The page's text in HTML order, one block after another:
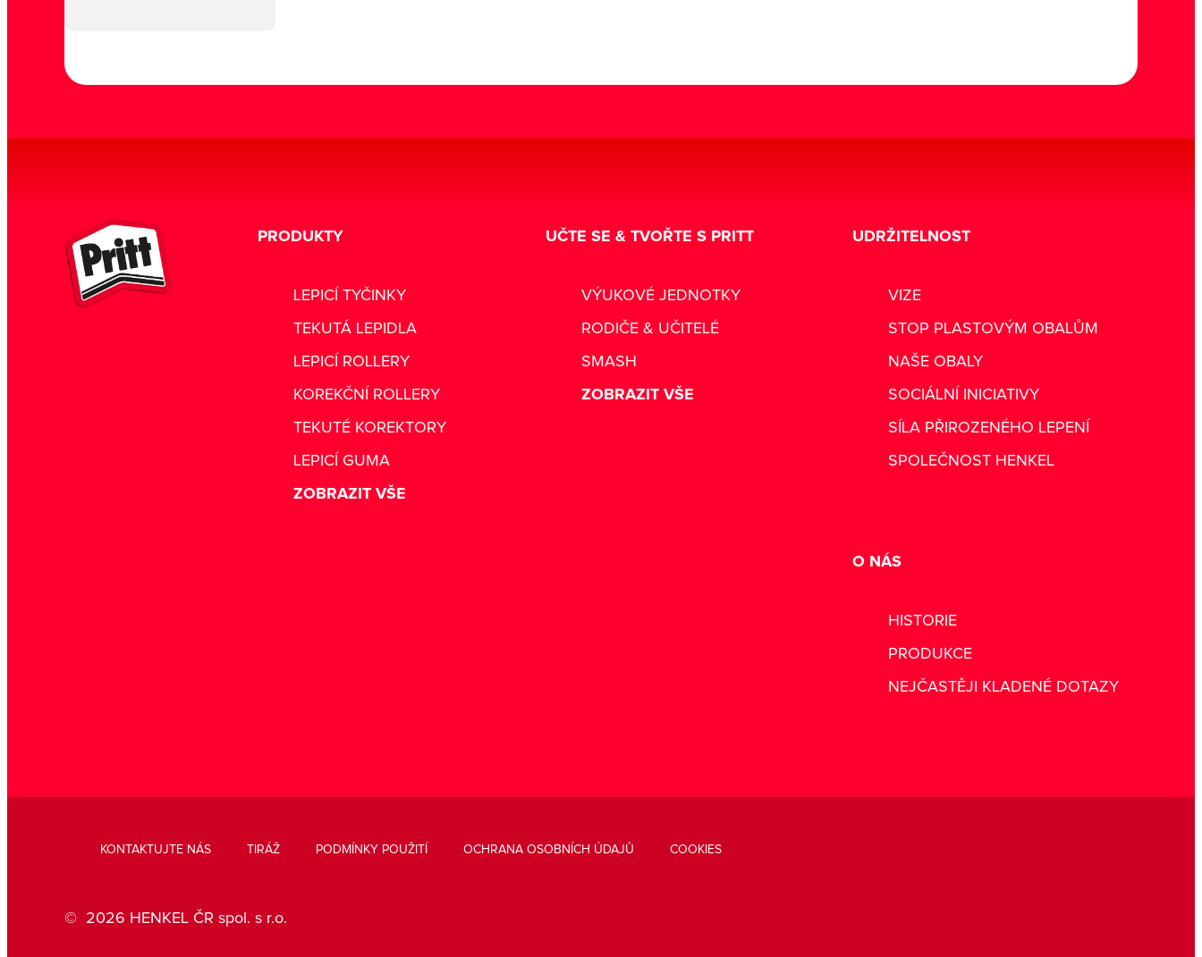
PRODUKTY
LEPICÍ TYČINKY
TEKUTÁ LEPIDLA
LEPICÍ ROLLERY
KOREKČNÍ ROLLERY
TEKUTÉ KOREKTORY
LEPICÍ GUMA
ZOBRAZIT VŠE
UČTE SE & TVOŘTE S PRITT
VÝUKOVÉ JEDNOTKY
RODIČE & UČITELÉ
SMASH
ZOBRAZIT VŠE
UDRŽITELNOST
VIZE
STOP PLASTOVÝM OBALŮM
NAŠE OBALY
SOCIÁLNÍ INICIATIVY
SÍLA PŘIROZENÉHO LEPENÍ
SPOLEČNOST HENKEL
O NÁS
HISTORIE
PRODUKCE
NEJČASTĚJI KLADENÉ DOTAZY
KONTAKTUJTE NÁS TIRÁŽ PODMÍNKY POUŽITÍ OCHRANA OSOBNÍCH ÚDAJŮ COOKIES
© 2026 HENKEL ČR spol. s r.o.